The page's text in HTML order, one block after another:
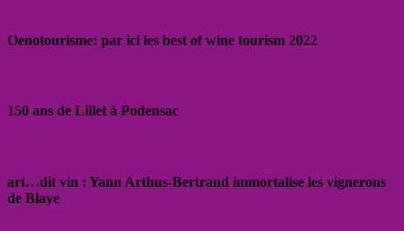
Oenotourisme: par ici les best of wine tourism 2022
150 ans de Lillet à Podensac
art…dit vin : Yann Arthus-Bertrand immortalise les vignerons
de Blaye